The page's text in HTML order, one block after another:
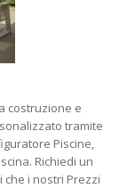
costruzione e
tramite
Piscine,
Richiedi un
i nostri Prezzi